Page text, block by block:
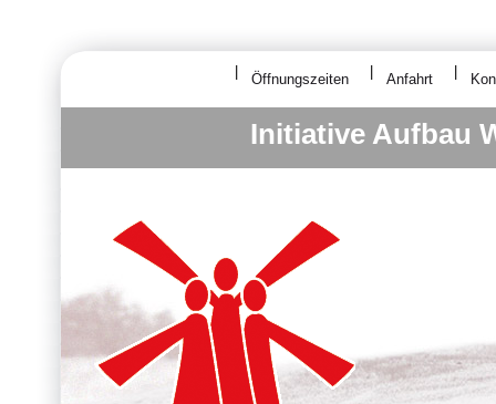
Anfahrt
Öffnungszeiten
Initiative Aufbau